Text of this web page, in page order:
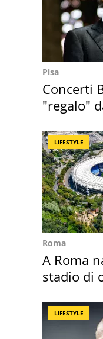
Pisa
Concerti
"regalo"
LIFESTYLE
Roma
A Roma
stadio di
LIFESTYLE